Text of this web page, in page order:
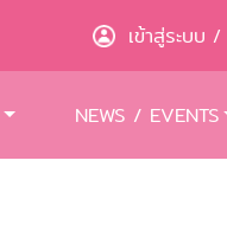
เข้าสู่ระบบ /
NEWS / EVENTS